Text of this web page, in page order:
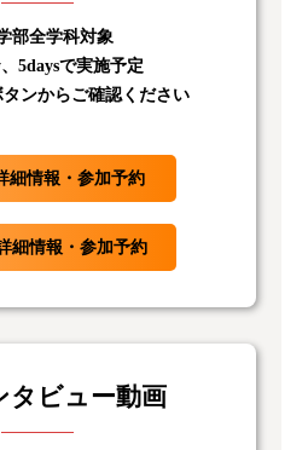
部全学科対象
5daysで実施予定
タンからご確認ください
細情報・参加予約
細情報・参加予約
タビュー動画